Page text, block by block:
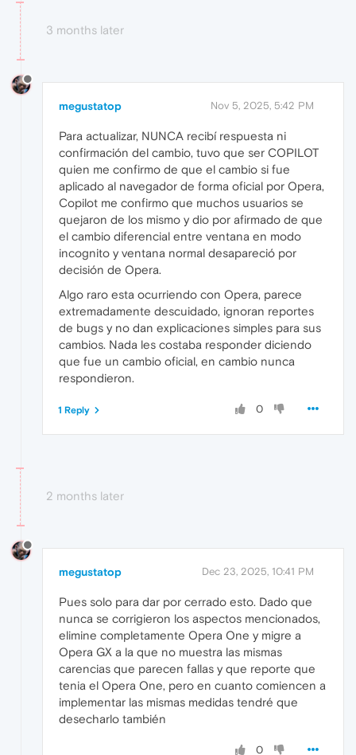
3 months later
megustatop Nov 5, 2025, 5:42 PM
Para actualizar, NUNCA recibí respuesta ni
confirmación del cambio, tuvo que ser COPILOT
quien me confirmo de que el cambio si fue
aplicado al navegador de forma oficial por Opera,
Copilot me confirmo que muchos usuarios se
quejaron de los mismo y dio por afirmado de que
el cambio diferencial entre ventana en modo
incognito y ventana normal desapareció por
decisión de Opera.
Algo raro esta ocurriendo con Opera, parece
extremadamente descuidado, ignoran reportes
de bugs y no dan explicaciones simples para sus
cambios. Nada les costaba responder diciendo
que fue un cambio oficial, en cambio nunca
respondieron.
0
1 Reply
2 months later
megustatop Dec 23, 2025, 10:41 PM
Pues solo para dar por cerrado esto. Dado que
nunca se corrigieron los aspectos mencionados,
elimine completamente Opera One y migre a
Opera GX a la que no muestra las mismas
carencias que parecen fallas y que reporte que
tenia el Opera One, pero en cuanto comiencen a
implementar las mismas medidas tendré que
desecharlo también
0